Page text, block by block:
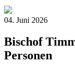
04. Juni 2026
Bischof
Personen